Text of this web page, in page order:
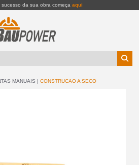
sucesso da sua obra começa aqui
MANUAIS CONSTRUCAO A SECO